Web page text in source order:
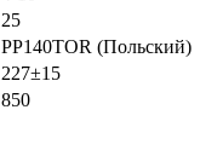
25
PP140TOR (Польский)
227±15
850